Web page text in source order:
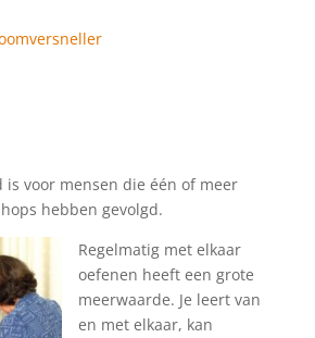
is voor mensen die één of meer
hebben gevolgd.
Regelmatig met elkaar
oefenen heeft een grote
meerwaarde. Je leert van
en met elkaar, kan